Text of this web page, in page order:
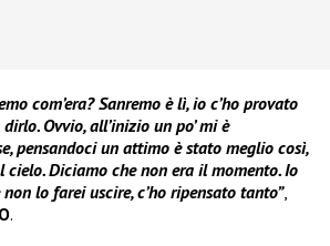
com’era? Sanremo è lì, io c’ho provato
Ovvio, all’inizio un po’ mi è
pensandoci un attimo è stato meglio così,
cielo. Diciamo che non era il momento. Io
lo farei uscire, c’ho ripensato tanto”,
.